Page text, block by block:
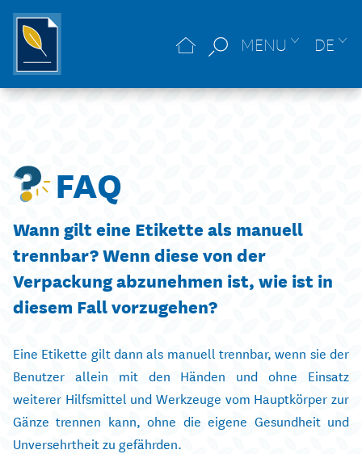
MENU DE
FAQ
Wann gilt eine Etikette als manuell
trennbar? Wenn diese von der
Verpackung abzunehmen ist, wie ist in
diesem Fall vorzugehen?
Eine Etikette gilt dann als manuell trennbar, wenn sie der
Benutzer allein mit den Händen und ohne Einsatz
weiterer Hilfsmittel und Werkzeuge vom Hauptkörper zur
Gänze trennen kann, ohne die eigene Gesundheit und
Unversehrtheit zu gefährden.